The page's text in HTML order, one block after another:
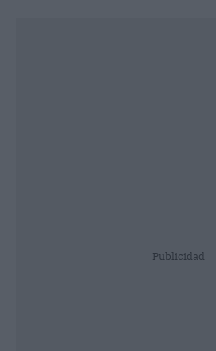
Publicidad